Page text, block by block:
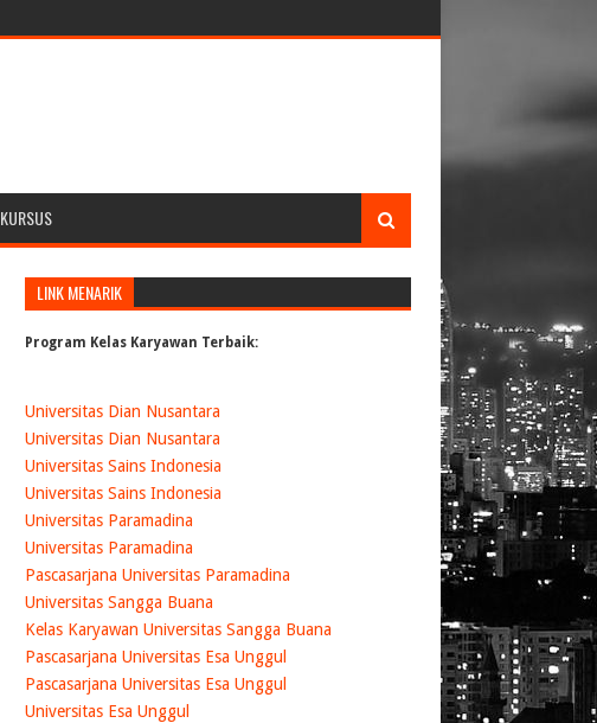
KURSUS
LINK MENARIK
Program Kelas Karyawan Terbaik:
Universitas Dian Nusantara
Universitas Dian Nusantara
Universitas Sains Indonesia
Universitas Sains Indonesia
Universitas Paramadina
Universitas Paramadina
Pascasarjana Universitas Paramadina
Universitas Sangga Buana
Kelas Karyawan Universitas Sangga Buana
Pascasarjana Universitas Esa Unggul
Pascasarjana Universitas Esa Unggul
Universitas Esa Unggul